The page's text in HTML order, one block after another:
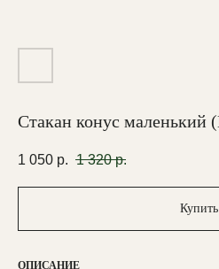
Стакан конус маленький
1 050 р. 1 320 р.
Купить
ОПИСАНИЕ